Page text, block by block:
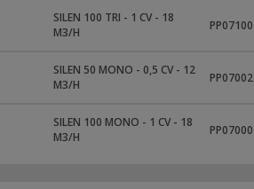
SILEN 100 TRI - 1 CV - 18
M3/H
PP07100
SILEN 50 MONO - 0,5 CV - 12
M3/H
PP07002
SILEN 100 MONO - 1 CV - 18
M3/H
PP07000